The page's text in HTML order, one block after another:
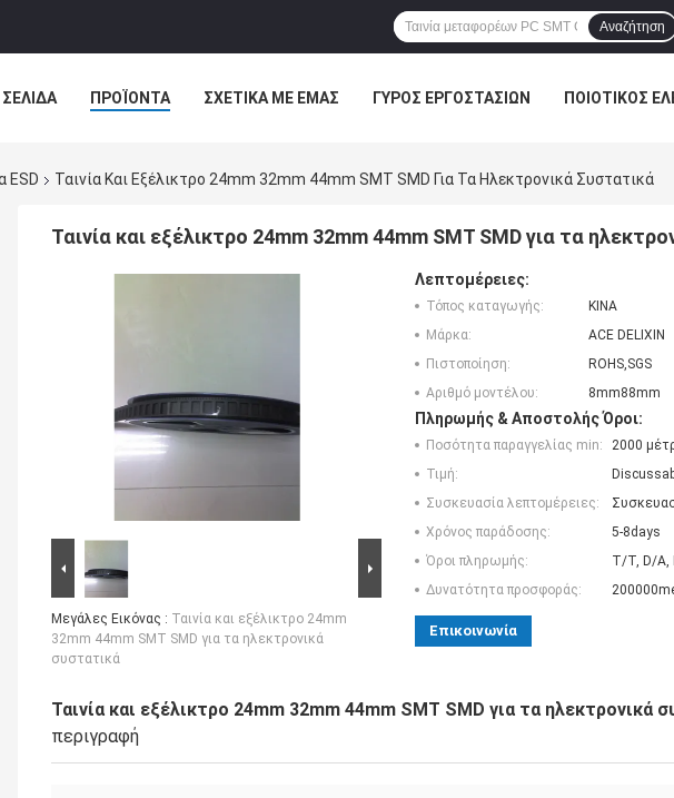
Αναζήτηση
ΠΡΟΪΌΝΤΑ ΣΧΕΤΙΚΆ ΜΕ ΕΜΆΣ ΓΎΡΟΣ ΕΡΓΟΣΤΑΣΊΩΝ ΠΟΙΟΤΙΚΌΣ
ESD Ταινία Και Εξέλικτρο 24mm 32mm 44mm SMT SMD Για Τα Ηλεκτρονικά Συστατικά
Ταινία και εξέλικτρο 24mm 32mm 44mm SMT SMD για τα
Μεγάλες Εικόνας : Ταινία και εξέλικτρο 24mm
32mm 44mm SMT SMD για τα ηλεκτρονικά
συστατικά
Λεπτομέρειες:
Τόπος καταγωγής:
ΚΙΝΑ
Μάρκα:
ACE DELIXIN
Πιστοποίηση:
ROHS,SGS
Αριθμό μοντέλου:
8mm88mm
Πληρωμής & Αποστολής Όροι:
Ποσότητα παραγγελίας min:
2000
Τιμή:
Συσκευασία λεπτομέρειες:
Χρόνος παράδοσης:
5-8days
Όροι πληρωμής:
T/T, D/A,
Δυνατότητα προσφοράς:
Επικοινωνία
Ταινία και εξέλικτρο 24mm 32mm 44mm SMT SMD για τα ηλεκτρονικά
περιγραφή